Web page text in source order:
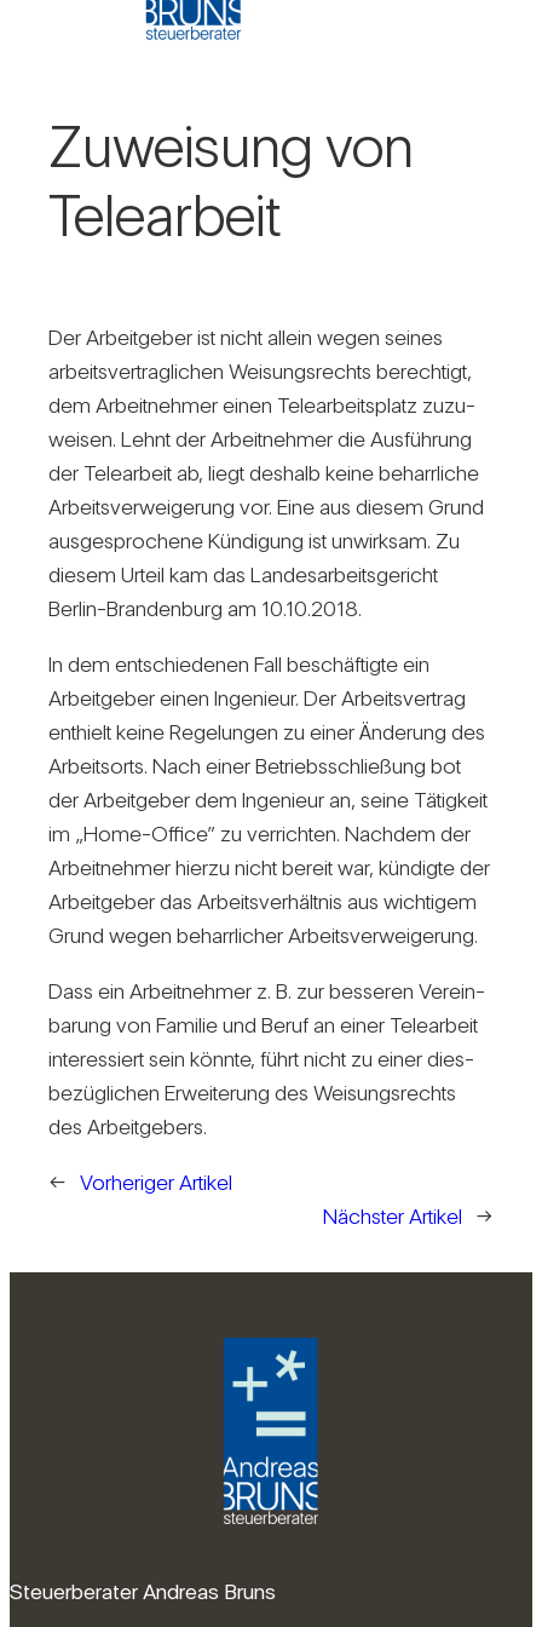
Zuwei­sung von
Tele­ar­beit
Der Arbeit­geber ist nicht allein wegen seines
arbeits­ver­trag­li­chen Wei­sungs­rechts berech­tigt,
dem Arbeit­nehmer einen Tele­ar­beits­platz zuzu­
weisen. Lehnt der Arbeit­nehmer die Aus­füh­rung
der Tele­ar­beit ab, liegt des­halb keine beharr­liche
Arbeits­ver­wei­ge­rung vor. Eine aus diesem Grund
aus­ge­spro­chene Kün­di­gung ist unwirksam. Zu
diesem Urteil kam das Lan­des­ar­beits­ge­richt
Berlin-Bran­den­burg am 10.10.2018.
In dem ent­schie­denen Fall beschäf­tigte ein
Arbeit­geber einen Inge­nieur. Der Arbeits­ver­trag
ent­hielt keine Rege­lungen zu einer Ände­rung des
Arbeits­orts. Nach einer Betriebs­schlie­ßung bot
der Arbeit­geber dem Inge­nieur an, seine Tätig­keit
im „Home-Office” zu ver­richten. Nachdem der
Arbeit­nehmer hierzu nicht bereit war, kün­digte der
Arbeit­geber das Arbeits­ver­hältnis aus wich­tigem
Grund wegen beharr­li­cher Arbeits­ver­wei­ge­rung.
Dass ein Arbeit­nehmer z. B. zur bes­seren Ver­ein­
ba­rung von Familie und Beruf an einer Tele­ar­beit
inter­es­siert sein könnte, führt nicht zu einer dies­
be­züg­li­chen Erwei­te­rung des Wei­sungs­rechts
des Arbeit­ge­bers.
← Vorheriger Artikel
Nächster Artikel
→
Steuerberater Andreas Bruns